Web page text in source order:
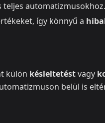
automatizmusokhoz.
így könnyű a
külön késleltetéstvagy
belül is